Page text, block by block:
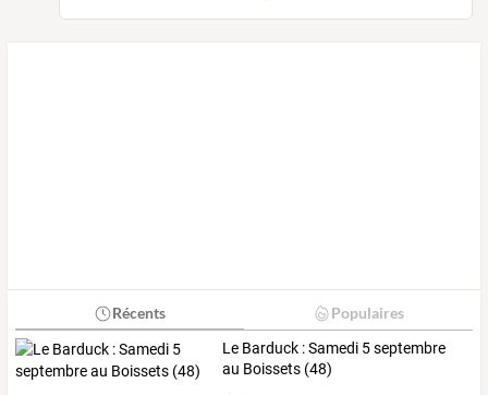
Récents Populaires
Le Barduck : Samedi 5 septembre
au Boissets (48)